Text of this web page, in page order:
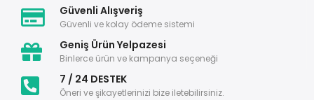
Güvenli Alışveriş
Güvenli ve kolay ödeme sistemi
Geniş Ürün Yelpazesi
Binlerce ürün ve kampanya seçeneği
7 / 24 DESTEK
Öneri ve şikayetlerinizi bize iletebilirsiniz.